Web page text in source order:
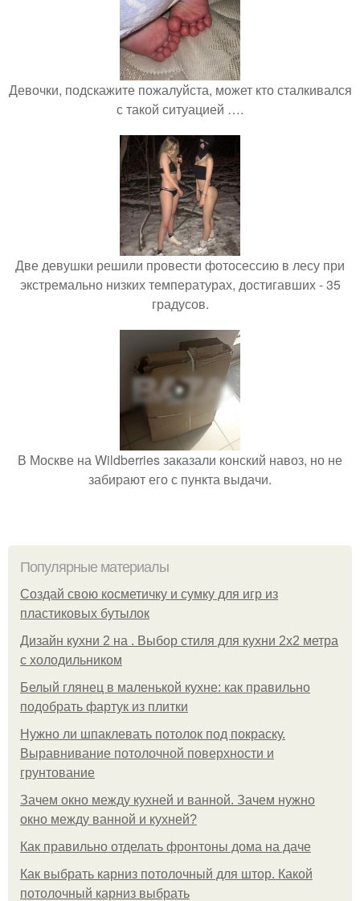
Девочки, подскажите пожалуйста, может кто сталкивался
с такой ситуацией ….
Две девушки решили провести фотосессию в лесу при
экстремально низких температурах, достигавших - 35
градусов.
В Москве на Wildberries заказали конский навоз, но не
забирают его с пункта выдачи.
Популярные материалы
Создай свою косметичку и сумку для игр из
пластиковых бутылок
Дизайн кухни 2 на . Выбор стиля для кухни 2х2 метра
с холодильником
Белый глянец в маленькой кухне: как правильно
подобрать фартук из плитки
Нужно ли шпаклевать потолок под покраску.
Выравнивание потолочной поверхности и
грунтование
Зачем окно между кухней и ванной. Зачем нужно
окно между ванной и кухней?
Как правильно отделать фронтоны дома на даче
Как выбрать карниз потолочный для штор. Какой
потолочный карниз выбрать